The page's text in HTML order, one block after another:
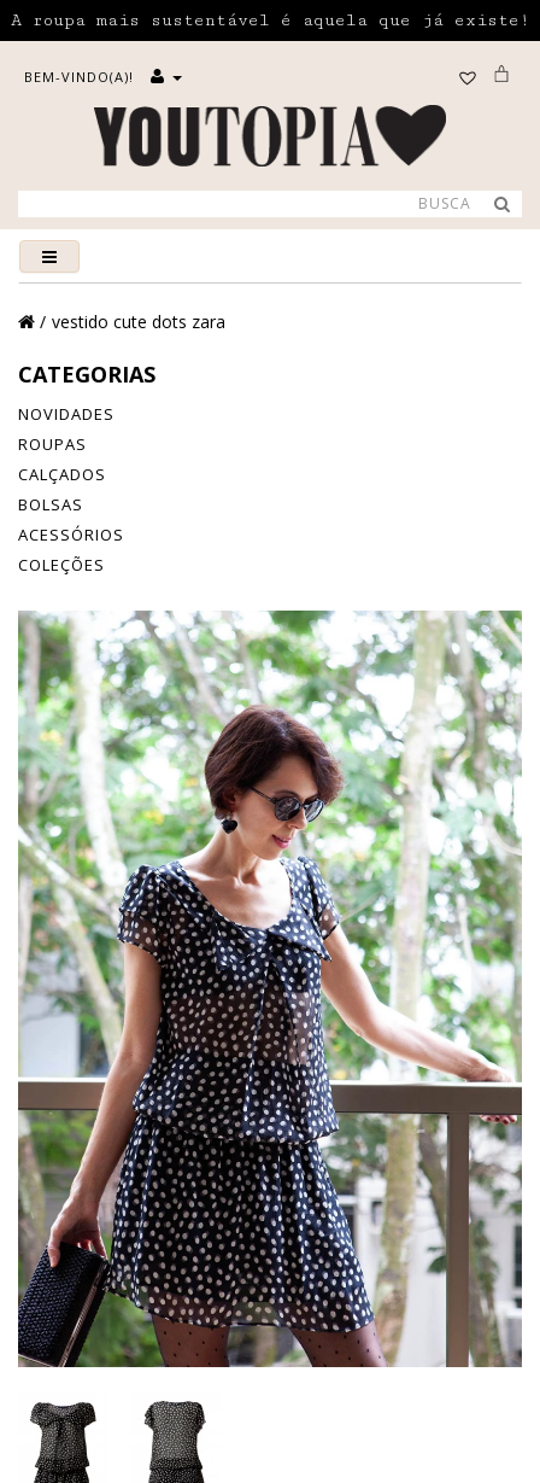
A roupa mais sustentável é aquela que já existe!
BEM-VINDO(A)!
vestido cute dots zara
CATEGORIAS
NOVIDADES
ROUPAS
CALÇADOS
BOLSAS
ACESSÓRIOS
COLEÇÕES